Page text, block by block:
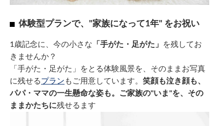
体験型プランで、"家族になって1年" をお祝い
1歳記念に、今の小さな 「手がた・足がた」
を残してお
きませんか？
「手がた・足がた」をとる体験風景を、そのままお写真
に残せるプラン もご用意しています。 笑顔も泣き顔も、
パパ・ママの一生懸命な姿も。ご家族の"いま"を、その
ままかたちに残せるます